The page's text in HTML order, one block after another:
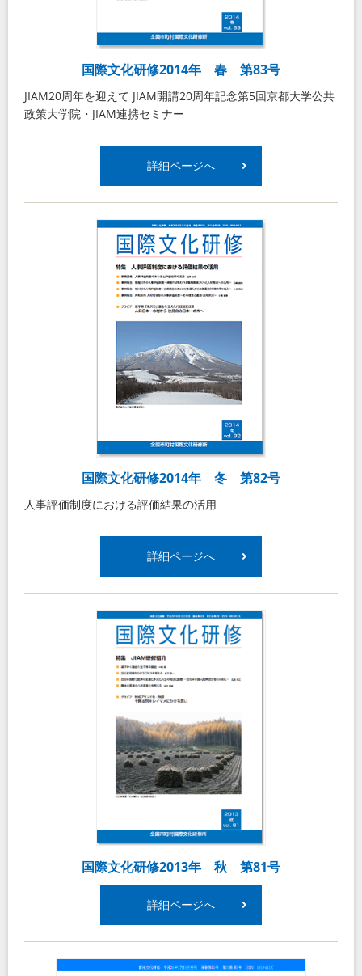
国際文化研修2014年 春 第83号
JIAM20周年を迎えて JIAM開講20周年記念第5回京都大学公共
政策大学院・JIAM連携セミナー
詳細ページへ
国際文化研修2014年 冬 第82号
人事評価制度における評価結果の活用
詳細ページへ
国際文化研修2013年 秋 第81号
詳細ページへ